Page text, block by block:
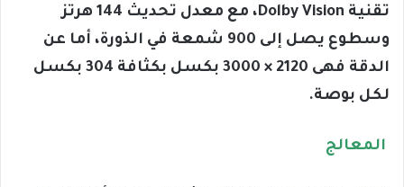
تقنية Dolby Vision، مع معدل تحديث 144 هرتز
وسطوع يصل إلى 900 شمعة في الذورة، أما عن
الدقة فهى 2120 × 3000 بكسل بكثافة 304 بكسل
لكل بوصة.
المعالج